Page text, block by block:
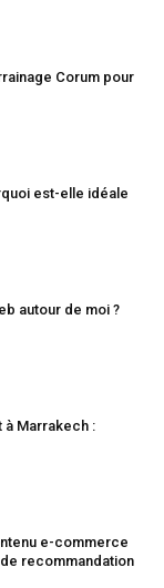
Corum pour
est-elle idéale
autour de moi ?
à Marrakech :
e-commerce
recommandation